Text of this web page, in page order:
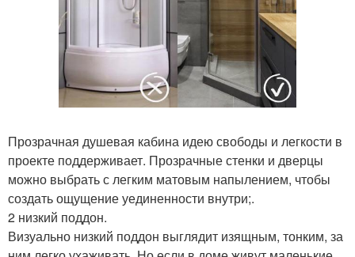
Прозрачная душевая кабина идею свободы и легкости в
проекте поддерживает. Прозрачные стенки и дверцы
можно выбрать с легким матовым напылением, чтобы
создать ощущение уединенности внутри;.
2 низкий поддон.
Визуально низкий поддон выглядит изящным, тонким, за